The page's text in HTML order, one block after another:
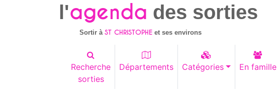
l'agenda des sorties
Sortir àST CHRISTOPHE et ses environs
Recherche
sorties
Départements Catégories En famille